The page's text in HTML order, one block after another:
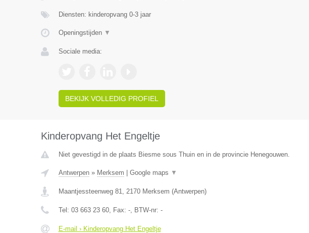
Diensten: kinderopvang 0-3 jaar
Openingstijden ▼
Sociale media:
BEKIJK VOLLEDIG PROFIEL
Kinderopvang Het Engeltje
Niet gevestigd in de plaats Biesme sous Thuin en in de provincie Henegouwen.
Antwerpen» Merksem Google maps ▼
Maantjessteenweg 81, 2170 Merksem (Antwerpen)
Tel: 03 663 23 60, Fax: -, BTW-nr: -
E-mail › Kinderopvang Het Engeltje